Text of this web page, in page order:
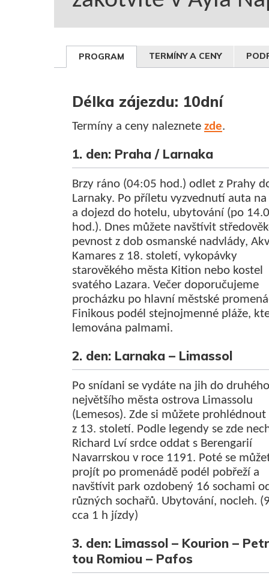
PROGRAM TERMÍNY A CENY
Délka zájezdu: 10dní
Termíny a ceny naleznete zde.
1. den: Praha / Larnaka
Brzy ráno (04:05 hod.) odlet z Prahy
Larnaky. Po příletu vyzvednutí auta
a dojezd do hotelu, ubytování (po
hod.). Dnes můžete navštívit
pevnost z dob osmanské nadvlády,
Kamares z 18. století, vykopávky
starověkého města Kition nebo kostel
svatého Lazara. Večer doporučujeme
procházku po hlavní městské
Finikous podél stejnojmenné pláže,
lemována palmami.
2. den: Larnaka – Limassol
Po snídani se vydáte na jih do druhého
největšího města ostrova Limassolu
(Lemesos). Zde si můžete
z 13. století. Podle legendy se zde
Richard Lví srdce oddat s Berengarií
Navarrskou v roce 1191. Poté se
projít po promenádě podél pobřeží a
navštívit park ozdobený 16 sochami
různých sochařů. Ubytování, nocleh.
cca 1 h jízdy)
3. den: Limassol – Kourion –
tou Romiou – Pafos